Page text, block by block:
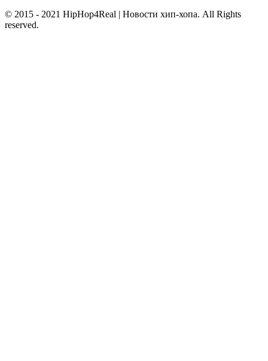
© 2015 - 2021 HipHop4Real | Новости хип-хопа. All Rights
reserved.